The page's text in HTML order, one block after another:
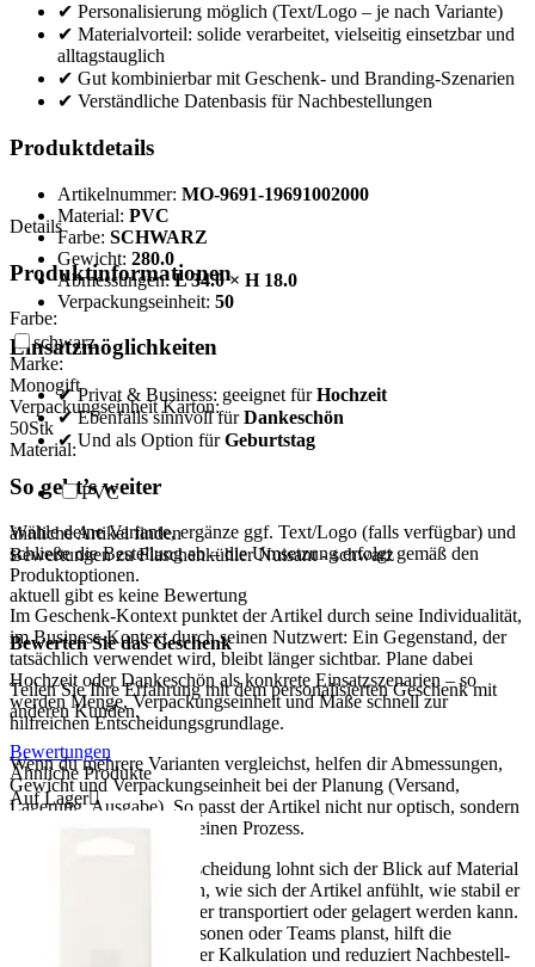
✔ Personalisierung möglich (Text/Logo – je nach Variante)
✔ Materialvorteil: solide verarbeitet, vielseitig einsetzbar und
alltagstauglich
✔ Gut kombinierbar mit Geschenk- und Branding-Szenarien
✔ Verständliche Datenbasis für Nachbestellungen
Produktdetails
Artikelnummer: MO-9691-19691002000
Material: PVC
Farbe: SCHWARZ
Gewicht: 280.0
Abmessungen:L 34.0 × H 18.0
Verpackungseinheit: 50
Einsatzmöglichkeiten
✔ Privat & Business: geeignet fürHochzeit
✔ Ebenfalls sinnvoll fürDankeschön
✔ Und als Option fürGeburtstag
So geht’s weiter
Wähle deine Variante, ergänze ggf. Text/Logo (falls verfügbar) und
schließe die Bestellung ab – die Umsetzung erfolgt gemäß den
Produktoptionen.
Im Geschenk-Kontext punktet der Artikel durch seine Individualität,
im Business-Kontext durch seinen Nutzwert: Ein Gegenstand, der
tatsächlich verwendet wird, bleibt länger sichtbar. Plane dabei
Hochzeit oder Dankeschön als konkrete Einsatzszenarien – so
werden Menge, Verpackungseinheit und Maße schnell zur
hilfreichen Entscheidungsgrundlage.
Wenn du mehrere Varianten vergleichst, helfen dir Abmessungen,
Gewicht und Verpackungseinheit bei der Planung (Versand,
Lagerung, Ausgabe). So passt der Artikel nicht nur optisch, sondern
auch organisatorisch in deinen Prozess.
Für eine sichere Kaufentscheidung lohnt sich der Blick auf Material
und Maße: Sie bestimmen, wie sich der Artikel anfühlt, wie stabil er
im Gebrauch ist und wie er transportiert oder gelagert werden kann.
Wenn du für mehrere Personen oder Teams planst, hilft die
Verpackungseinheit bei der Kalkulation und reduziert Nachbestell-
Details
Produktinformationen
Farbe:
schwarz
Marke:
Monogift
Verpackungseinheit Karton:
50Stk
Material:
PVC
ähnliche Artikel finden
Bewertungen zu Flaschenkühler Nuisant - schwarz
aktuell gibt es keine Bewertung
Bewerten Sie das Geschenk
Teilen Sie Ihre Erfahrung mit dem personalisierten Geschenk mit
anderen Kunden.
Bewertungen
Ähnliche Produkte
Auf Lager